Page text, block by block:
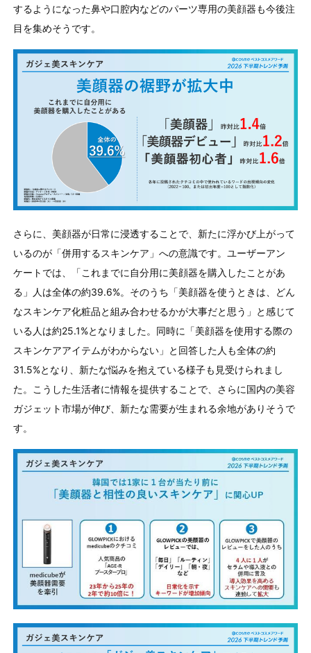
するようになった鼻や口腔内などのパーツ専用の美顔器も今後注
目を集めそうです。
さらに、美顔器が日常に浸透することで、新たに浮かび上がって
いるのが「併用するスキンケア」への意識です。ユーザーアン
ケートでは、「これまでに自分用に美顔器を購入したことがあ
る」人は全体の約39.6%。そのうち「美顔器を使うときは、どん
なスキンケア化粧品と組み合わせるかが大事だと思う」と感じて
いる人は約25.1%となりました。同時に「美顔器を使用する際の
スキンケアアイテムがわからない」と回答した人も全体の約
31.5%となり、新たな悩みを抱えている様子も見受けられまし
た。こうした生活者に情報を提供することで、さらに国内の美容
ガジェット市場が伸び、新たな需要が生まれる余地がありそうで
す。